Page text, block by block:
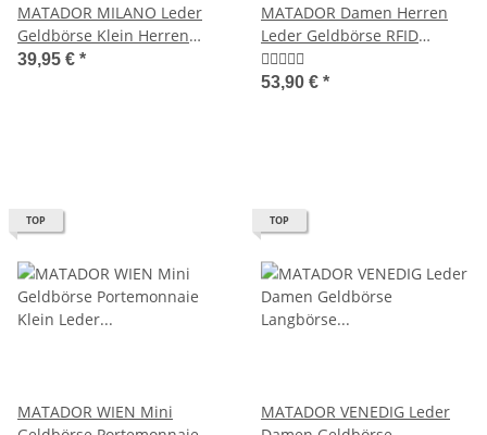
MATADOR MILANO Leder
Geldbörse Klein Herren
Ledergeldbörse RFID
39,95 € *
MATADOR Damen Herren
Leder Geldbörse RFID
Klassisch Retro
53,90 € *
TOP
MATADOR WIEN Mini
TOP
MATADOR VENEDIG Leder